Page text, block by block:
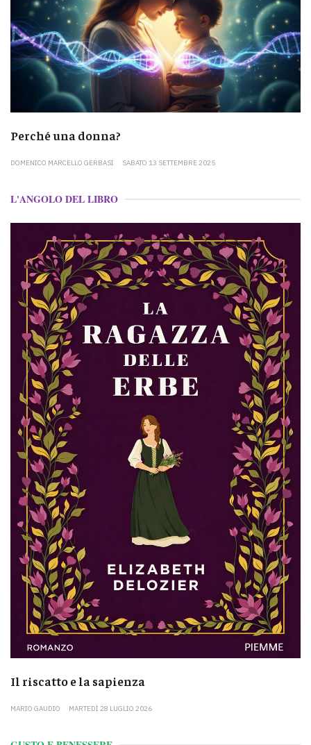
Perché una donna?
DOMENICO MARCELLO GERBASI SABATO 13 SETTEMBRE 2025
L'ANGOLO DEL LIBRO
Il riscatto e la sapienza
MARIO GAUDIO MARTEDÌ 28 LUGLIO 2026